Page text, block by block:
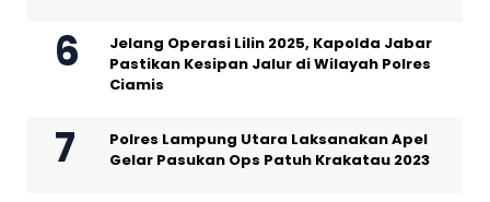
Jelang Operasi Lilin 2025, Kapolda Jabar
Pastikan Kesipan Jalur di Wilayah Polres
Ciamis
Polres Lampung Utara Laksanakan Apel
Gelar Pasukan Ops Patuh Krakatau 2023